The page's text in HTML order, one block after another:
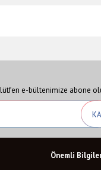
e-bültenimize abone
Önemli